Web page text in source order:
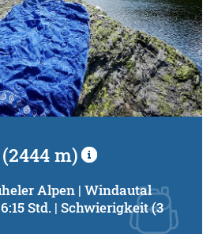
m)
Alpen | Windautal
Std. | Schwierigkeit (3